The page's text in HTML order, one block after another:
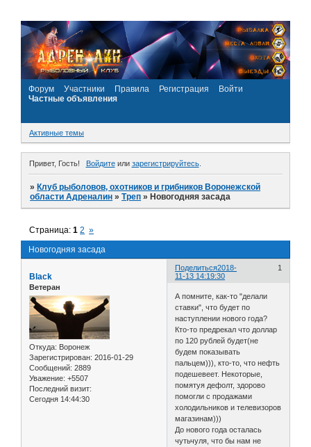
Форум Участники Правила Регистрация
Войти
Частные объявления
Активные темы
Привет, Гость! Войдитеили зарегистрируйтесь.
»Клуб рыболовов, охотников и грибников Воронежской
области Адреналин »Треп »Новогодняя засада
Новогодняя засада
Страница:1 2 »
Поделиться 1
2018-
11-13 14:19:30
Black
Ветеран
Откуда: Воронеж
Зарегистрирован: 2016-01-29
Сообщений: 2889
Уважение: +5507
Последний визит:
Сегодня 14:44:30
А помните, как-то "делали
ставки", что будет по
наступлении нового года?
Кто-то предрекал что доллар
по 120 рублей будет(не
будем показывать
пальцем))), кто-то, что нефть
подешевеет. Некоторые,
помятуя дефолт, здорово
помогли с продажами
холодильников и телевизоров
магазинам)))
До нового года осталась
чутьчуля, что бы нам не